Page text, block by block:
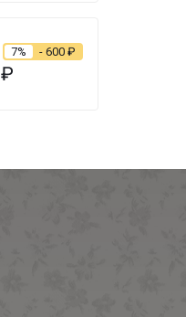
7% - 600 ₽
₽